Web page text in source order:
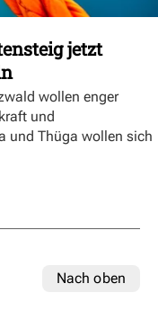
jetzt
wollen enger
und
und Thüga wollen sich
Nach oben